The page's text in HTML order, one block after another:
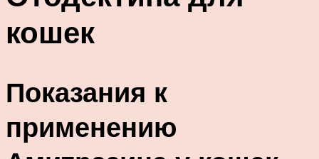
кошек
Показания к
применению